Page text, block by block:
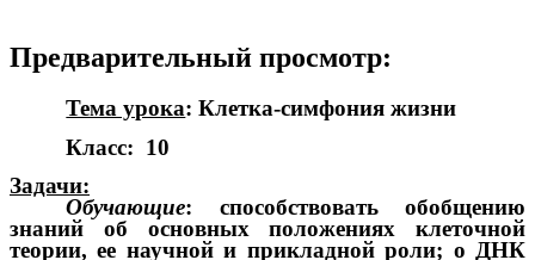
Предварительный просмотр:
Тема урока: Клетка-симфония жизни
Класс: 10
Задачи:
Обучающие: способствовать обобщению
знаний об основных положениях клеточной
теории, ее научной и прикладной роли; о ДНК